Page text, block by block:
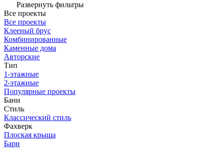
Развернуть фильтры
Все проекты
Все проекты
Клееный брус
Комбинированные
Каменные дома
Авторские
Тип
1-этажные
2-этажные
Популярные проекты
Бани
Стиль
Классический стиль
Фахверк
Плоская крыша
Барн